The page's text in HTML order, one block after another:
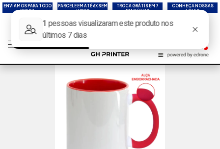
ENVIAMOS PARA TODO
BRASIL
PARCELE EM ATÉ 6X SEM
JUROS
TROCA GRÁTIS EM 7
DIAS ÚTEIS
CONHEÇA NOSSAS
LOJAS